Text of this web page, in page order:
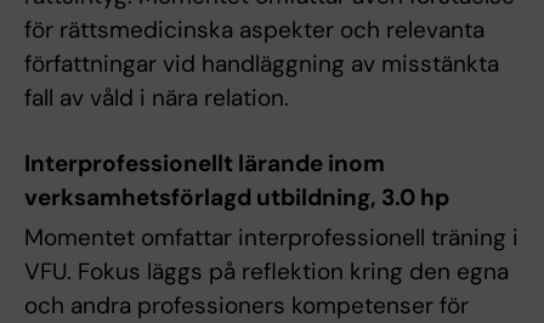
för rättsmedicinska aspekter och relevanta
författningar vid handläggning av misstänkta
fall av våld i nära relation.
Interprofessionellt lärande inom
verksamhetsförlagd utbildning, 3.0 hp
Momentet omfattar interprofessionell träning i
VFU. Fokus läggs på reflektion kring den egna
och andra professioners kompetenser för